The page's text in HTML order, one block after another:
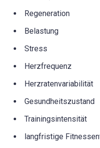
Regeneration
Belastung
Stress
Herzfrequenz
Herzratenvariabilität
Gesundheitszustand
Trainingsintensität
langfristige